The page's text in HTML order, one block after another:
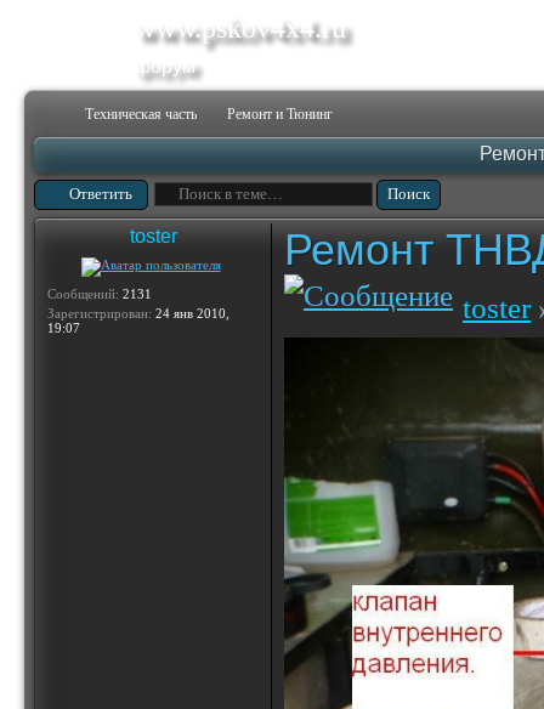
www.pskov4x4.ru
форум
Техническая часть Ремонт и Тюнинг
Ответить
toster
Сообщений: 2131
Зарегистрирован: 24 янв 2010,
19:07
Ремонт
toster